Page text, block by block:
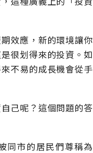
效應，新的環境讓你
很划得來的投資。如
不易的成長機會從手
己呢？這個問題的答
同市的居民們尊稱為